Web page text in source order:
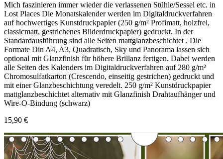
Mich faszinieren immer wieder die verlassenen Stühle/Sessel etc. in
Lost Places Die Monatskalender werden im Digitaldruckverfahren
auf hochwertiges Kunstdruckpapier (250 g/m² Profimatt, holzfrei,
classicmatt, gestrichenes Bilderdruckpapier) gedruckt. In der
Standardausführung sind alle Seiten mattglanzbeschichtet . Die
Formate Din A4, A3, Quadratisch, Sky und Panorama lassen sich
optional mit Glanzfinish für höhere Brillanz fertigen. Dabei werden
alle Seiten des Kalenders im Digitaldruckverfahren auf 280 g/m²
Chromosulfatkarton (Crescendo, einseitig gestrichen) gedruckt und
mit einer Glanzbeschichtung veredelt. 250 g/m² Kunstdruckpapier
mattglanzbeschichtet alternativ mit Glanzfinish Drahtaufhänger und
Wire-O-Bindung (schwarz)
15,90 €